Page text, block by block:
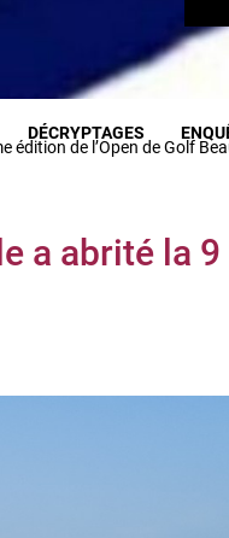
DÉCRYPTAGES
édition de l’Open de Golf
a abrité la